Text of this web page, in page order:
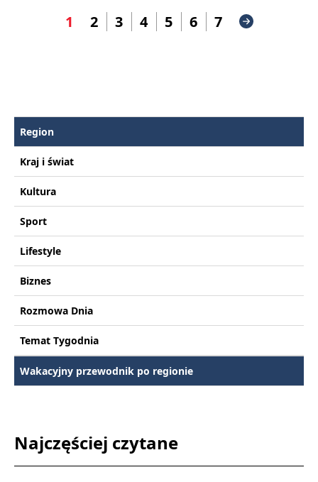
1 2 3 4 5 6 7
Region
Kraj i świat
Kultura
Sport
Lifestyle
Biznes
Rozmowa Dnia
Temat Tygodnia
Wakacyjny przewodnik po regionie
Najczęściej czytane